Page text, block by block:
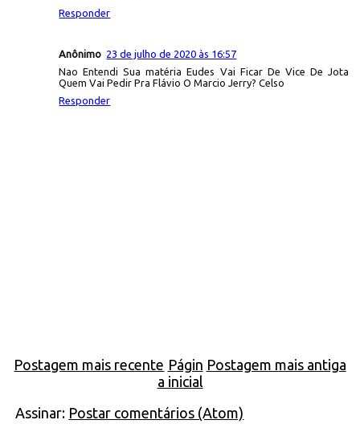
Responder
Anônimo 23 de julho de 2020 às 16:57
Nao Entendi Sua matéria Eudes Vai Ficar De Vice De Jota
Quem Vai Pedir Pra Flávio O Marcio Jerry? Celso
Responder
Postagem mais recente Postagem mais antiga
Págin
a inicial
Assinar: Postar comentários (Atom)